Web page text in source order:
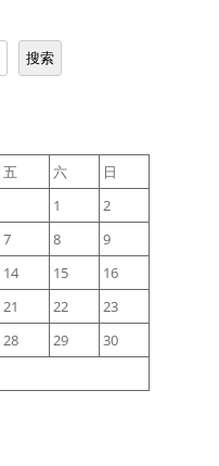
搜索
五 六
日
1
2
7 8
9
14 15
16
21 22
23
28 29
30